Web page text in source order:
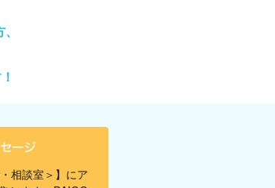
相談室＞】にア